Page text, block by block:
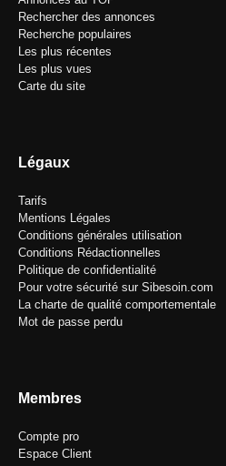
Rechercher des annonces
Recherche populaires
Les plus récentes
Les plus vues
Carte du site
Légaux
Tarifs
Mentions Légales
Conditions générales utilisation
Conditions Rédactionnelles
Politique de confidentialité
Pour votre sécurité sur Sibesoin.com
La charte de qualité comportementale
Mot de passe perdu
Membres
Compte pro
Espace Client